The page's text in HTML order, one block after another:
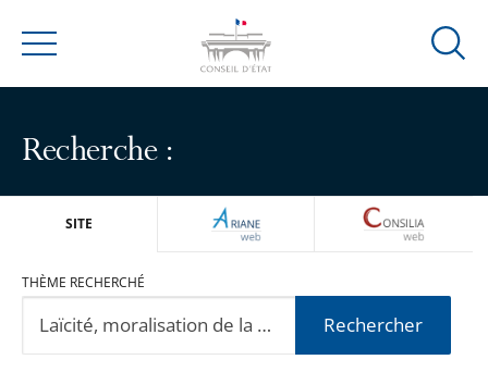
Menu
Ouvrir
Recherche :
SITE ARIANEWEB
THÈME RECHERCHÉ
Rechercher